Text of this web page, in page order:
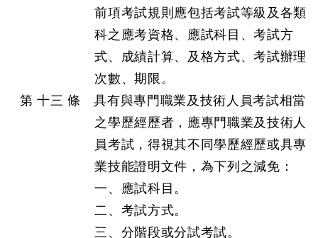
前項考試規則應包括考試等級及各類
科之應考資格、應試科目、考試方
式、成績計算、及格方式、考試辦理
次數、期限。
第 十三 條 具有與專門職業及技術人員考試相當
之學歷經歷者，應專門職業及技術人
員考試，得視其不同學歷經歷或具專
業技能證明文件，為下列之減免：
一、應試科目。
二、考試方式。
三、分階段或分試考試。